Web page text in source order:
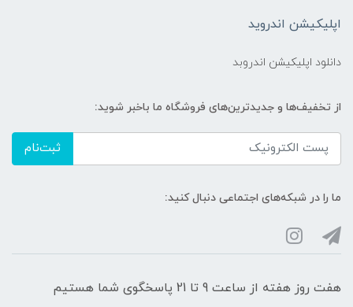
اپلیکیشن اندروید
دانلود اپلیکیشن اندروبد
از تخفیف‌ها و جدیدترین‌های فروشگاه ما باخبر شوید:
ثبت‌نام
ما را در شبکه‌های اجتماعی دنبال کنید:
هفت روز هفته از ساعت 9 تا 21 پاسخگوی شما هستیم